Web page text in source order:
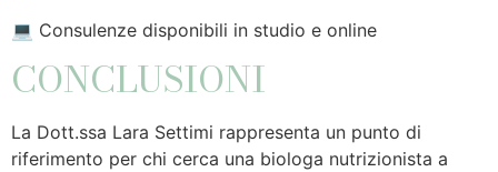
💻 Consulenze disponibili in studio e online
CONCLUSIONI
La Dott.ssa Lara Settimi rappresenta un punto di
riferimento per chi cerca una biologa nutrizionista a